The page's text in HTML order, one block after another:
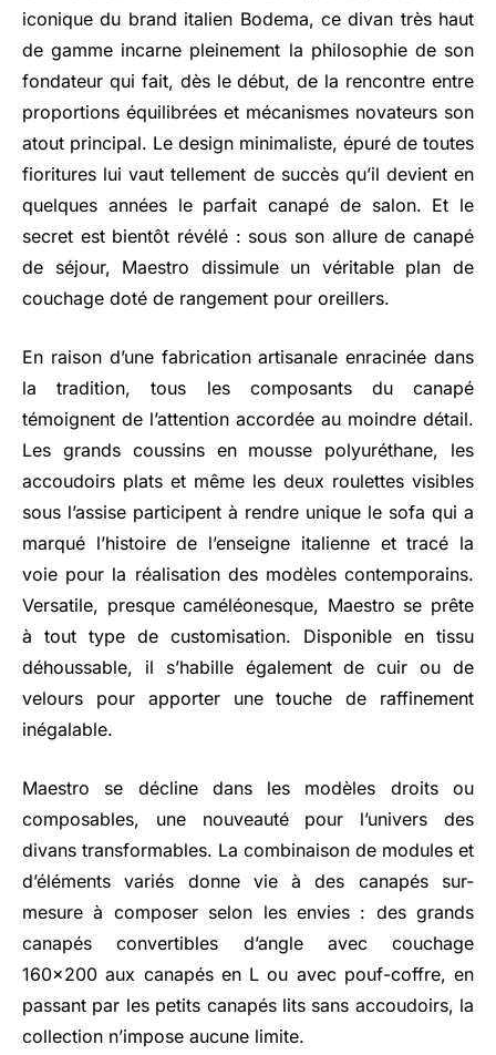
iconique du brand italien Bodema, ce divan très haut
de gamme incarne pleinement la philosophie de son
fondateur qui fait, dès le début, de la rencontre entre
proportions équilibrées et mécanismes novateurs son
atout principal. Le design minimaliste, épuré de toutes
fioritures lui vaut tellement de succès qu’il devient en
quelques années le parfait canapé de salon. Et le
secret est bientôt révélé : sous son allure de canapé
de séjour, Maestro dissimule un véritable plan de
couchage doté de rangement pour oreillers.
En raison d’une fabrication artisanale enracinée dans
la tradition, tous les composants du canapé
témoignent de l’attention accordée au moindre détail.
Les grands coussins en mousse polyuréthane, les
accoudoirs plats et même les deux roulettes visibles
sous l’assise participent à rendre unique le sofa qui a
marqué l’histoire de l’enseigne italienne et tracé la
voie pour la réalisation des modèles contemporains.
Versatile, presque caméléonesque, Maestro se prête
à tout type de customisation. Disponible en tissu
déhoussable, il s’habille également de cuir ou de
velours pour apporter une touche de raffinement
inégalable.
Maestro se décline dans les modèles droits ou
composables, une nouveauté pour l’univers des
divans transformables. La combinaison de modules et
d’éléments variés donne vie à des canapés sur-
mesure à composer selon les envies : des grands
canapés convertibles d’angle avec couchage
160x200 aux canapés en L ou avec pouf-coffre, en
passant par les petits canapés lits sans accoudoirs, la
collection n’impose aucune limite.